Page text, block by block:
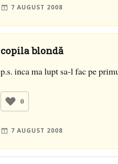
7 AUGUST 2008
copila blondă
p.s. inca ma lupt sa-l fac pe
0
7 AUGUST 2008